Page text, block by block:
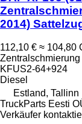
2014)
112,10 € ≈ 104,80
Zentralschmierung
KFUS2-64+924
Diesel
Estland, Tallinn
TruckParts Eesti
Verkäufer